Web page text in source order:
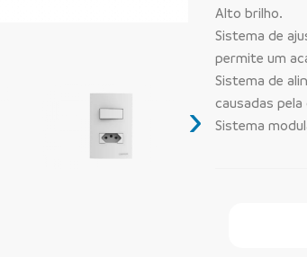
›
Alto brilho.
Sistema de
permite um
Sistema de
causadas
Sistema